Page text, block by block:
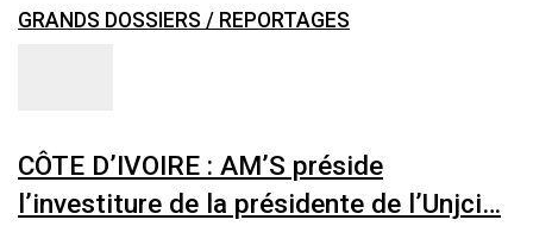
GRANDS DOSSIERS / REPORTAGES
CÔTE D’IVOIRE : AM’S préside
l’investiture de la présidente de l’Unjci…